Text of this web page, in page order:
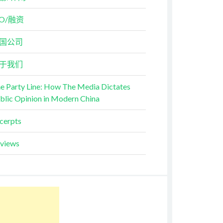
融资
公司
我们
Party Line: How The Media Dictates
Opinion in Modern China